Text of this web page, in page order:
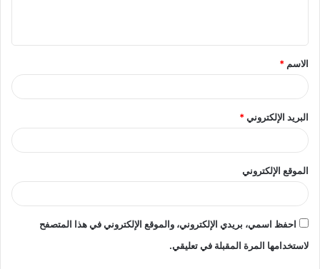
ق
*
الاسم *
البريد الإلكتروني*
الموقع الإلكتروني
احفظ اسمي، بريدي الإلكتروني، والموقع الإلكتروني في هذا المتصفح
لاستخدامها المرة المقبلة في تعليقي.